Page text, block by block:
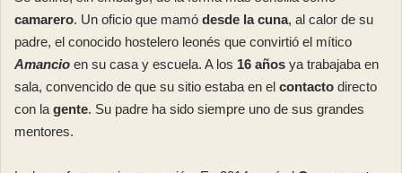
camarero. Un oficio que mamó desde la cuna, al calor de su
padre, el conocido hostelero leonés que convirtió el mítico
Amancio en su casa y escuela. A los 16 años ya trabajaba en
sala, convencido de que su sitio estaba en el contacto directo
con la gente. Su padre ha sido siempre uno de sus grandes
mentores.